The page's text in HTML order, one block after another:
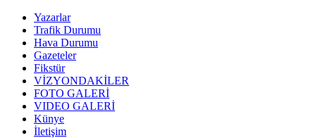
Yazarlar
Trafik Durumu
Hava Durumu
Gazeteler
Fikstür
VİZYONDAKİLER
FOTO GALERİ
VIDEO GALERİ
Künye
İletişim